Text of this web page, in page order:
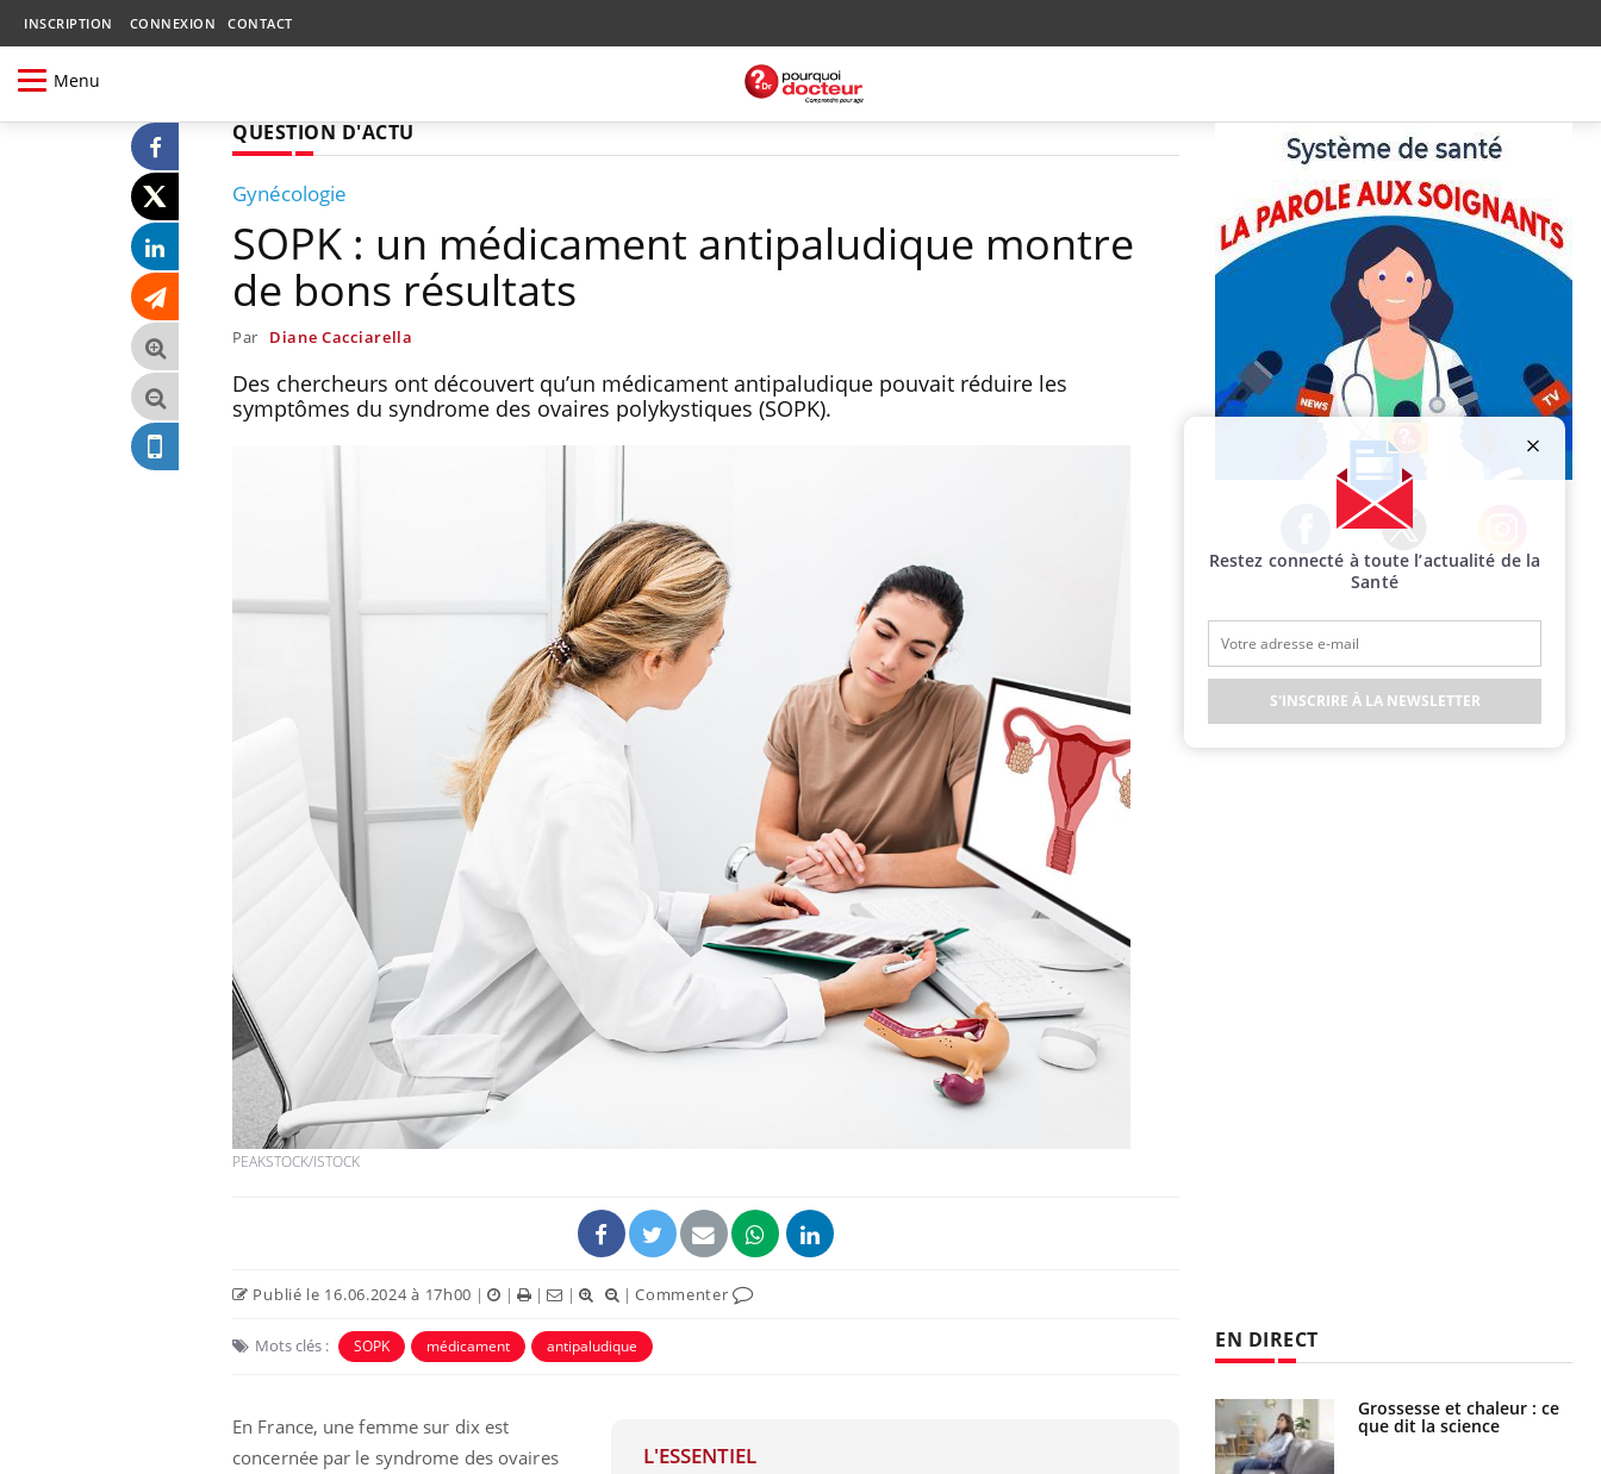
INSCRIPTION CONNEXION CONTACT
Menu
QUESTION D'ACTU
Gynécologie
SOPK : un médicament antipaludique montre
de bons résultats
Par Diane Cacciarella
Des chercheurs ont découvert qu’un médicament antipaludique pouvait réduire les
symptômes du syndrome des ovaires polykystiques (SOPK).
PEAKSTOCK/ISTOCK
Publié le 16.06.2024 à 17h00 | | | | |Commenter
Mots clés : SOPK médicament antipaludique
L'ESSENTIEL
En France, une femme sur dix est
concernée par le syndrome des ovaires
Facebook Twitter Instagram
EN DIRECT
West Nile : que se passe-
t-il dans le sud de la
France ?
Grossesse et chaleur : ce
que dit la science
Restez connecté à toute l’actualité de la
Santé
S'INSCRIRE À LA NEWSLETTER